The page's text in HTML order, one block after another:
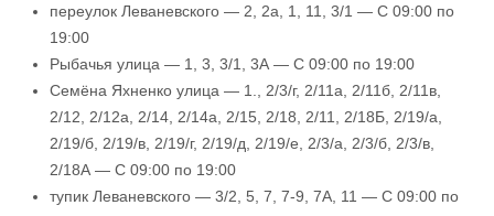
переулок Леваневского — 2, 2а, 1, 11, 3/1 — С 09:00 по
19:00
Рыбачья улица — 1, 3, 3/1, 3А — С 09:00 по 19:00
Семёна Яхненко улица — 1., 2/3/г, 2/11а, 2/11б, 2/11в,
2/12, 2/12а, 2/14, 2/14а, 2/15, 2/18, 2/11, 2/18Б, 2/19/а,
2/19/б, 2/19/в, 2/19/г, 2/19/д, 2/19/е, 2/3/а, 2/3/б, 2/3/в,
2/18А — С 09:00 по 19:00
тупик Леваневского — 3/2, 5, 7, 7-9, 7А, 11 — С 09:00 по